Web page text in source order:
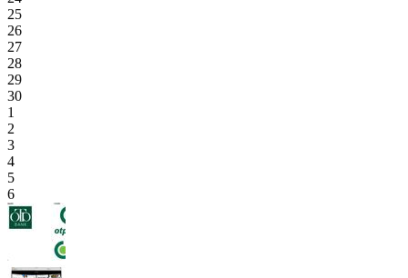
25
26
27
28
29
30
1
2
3
4
5
6